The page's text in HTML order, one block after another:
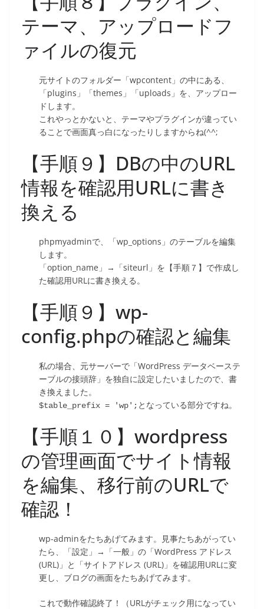
テーマ、アップロードフ
ァイルの復元
元サイトのフォルダー「wpcontent」の中にある、
「plugins」「themes」「uploads」を、アップロー
ドします。
これやっとかないと、テーマやプラグインが違ってい
ることで画面真っ白になったりしますからね(^^;
【手順９】DBの中のURL
情報を確認用URLに書き
換える
phpmyadminで、「wp_options」のテーブルを編集
します。
「option_name」→「siteurl」を【手順７】で作成し
た確認用URLに書き換える。
【手順９】wp-
config.phpの確認と編集
私の場合、元サーバーで「WordPress データベーステ
ーブルの接頭辞」を独自に設定したいましたので、書
き換えました。
$table_prefix = 'wp'; となっている部分ですね。
【手順１０】wordpress
の管理画面でサイト情報
を編集、移行前のURLで
確認！
wp-adminをたちあげてみます。見事たちあがってい
たら、「設定」→「一般」の「WordPress アドレス
(URL)」と「サイトアドレス (URL)」を確認用URLに変
更し、ブログの画面をたちあげてみます。
これで動作確認終了！（URLがチェック用になってい